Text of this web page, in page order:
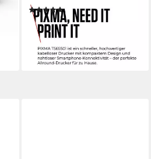
(27)
ab 74,98 € UVP119,00 €
-37%
lieferbar - am nächsten Werktag
bei dir